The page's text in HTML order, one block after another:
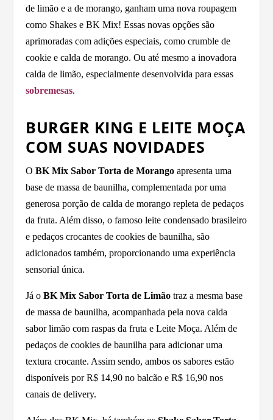
de limão e a de morango, ganham uma nova roupagem
como Shakes e BK Mix! Essas novas opções são
aprimoradas com adições especiais, como crumble de
cookie e calda de morango. Ou até mesmo a inovadora
calda de limão, especialmente desenvolvida para essas
sobremesas.
BURGER KING E LEITE MOÇA
COM SUAS NOVIDADES
OBK Mix Sabor Torta de Morango apresenta uma
base de massa de baunilha, complementada por uma
generosa porção de calda de morango repleta de pedaços
da fruta. Além disso, o famoso leite condensado brasileiro
e pedaços crocantes de cookies de baunilha, são
adicionados também, proporcionando uma experiência
sensorial única.
Já oBK Mix Sabor Torta de Limão traz a mesma base
de massa de baunilha, acompanhada pela nova calda
sabor limão com raspas da fruta e Leite Moça. Além de
pedaços de cookies de baunilha para adicionar uma
textura crocante. Assim sendo, ambos os sabores estão
disponíveis por R$ 14,90 no balcão e R$ 16,90 nos
canais de delivery.